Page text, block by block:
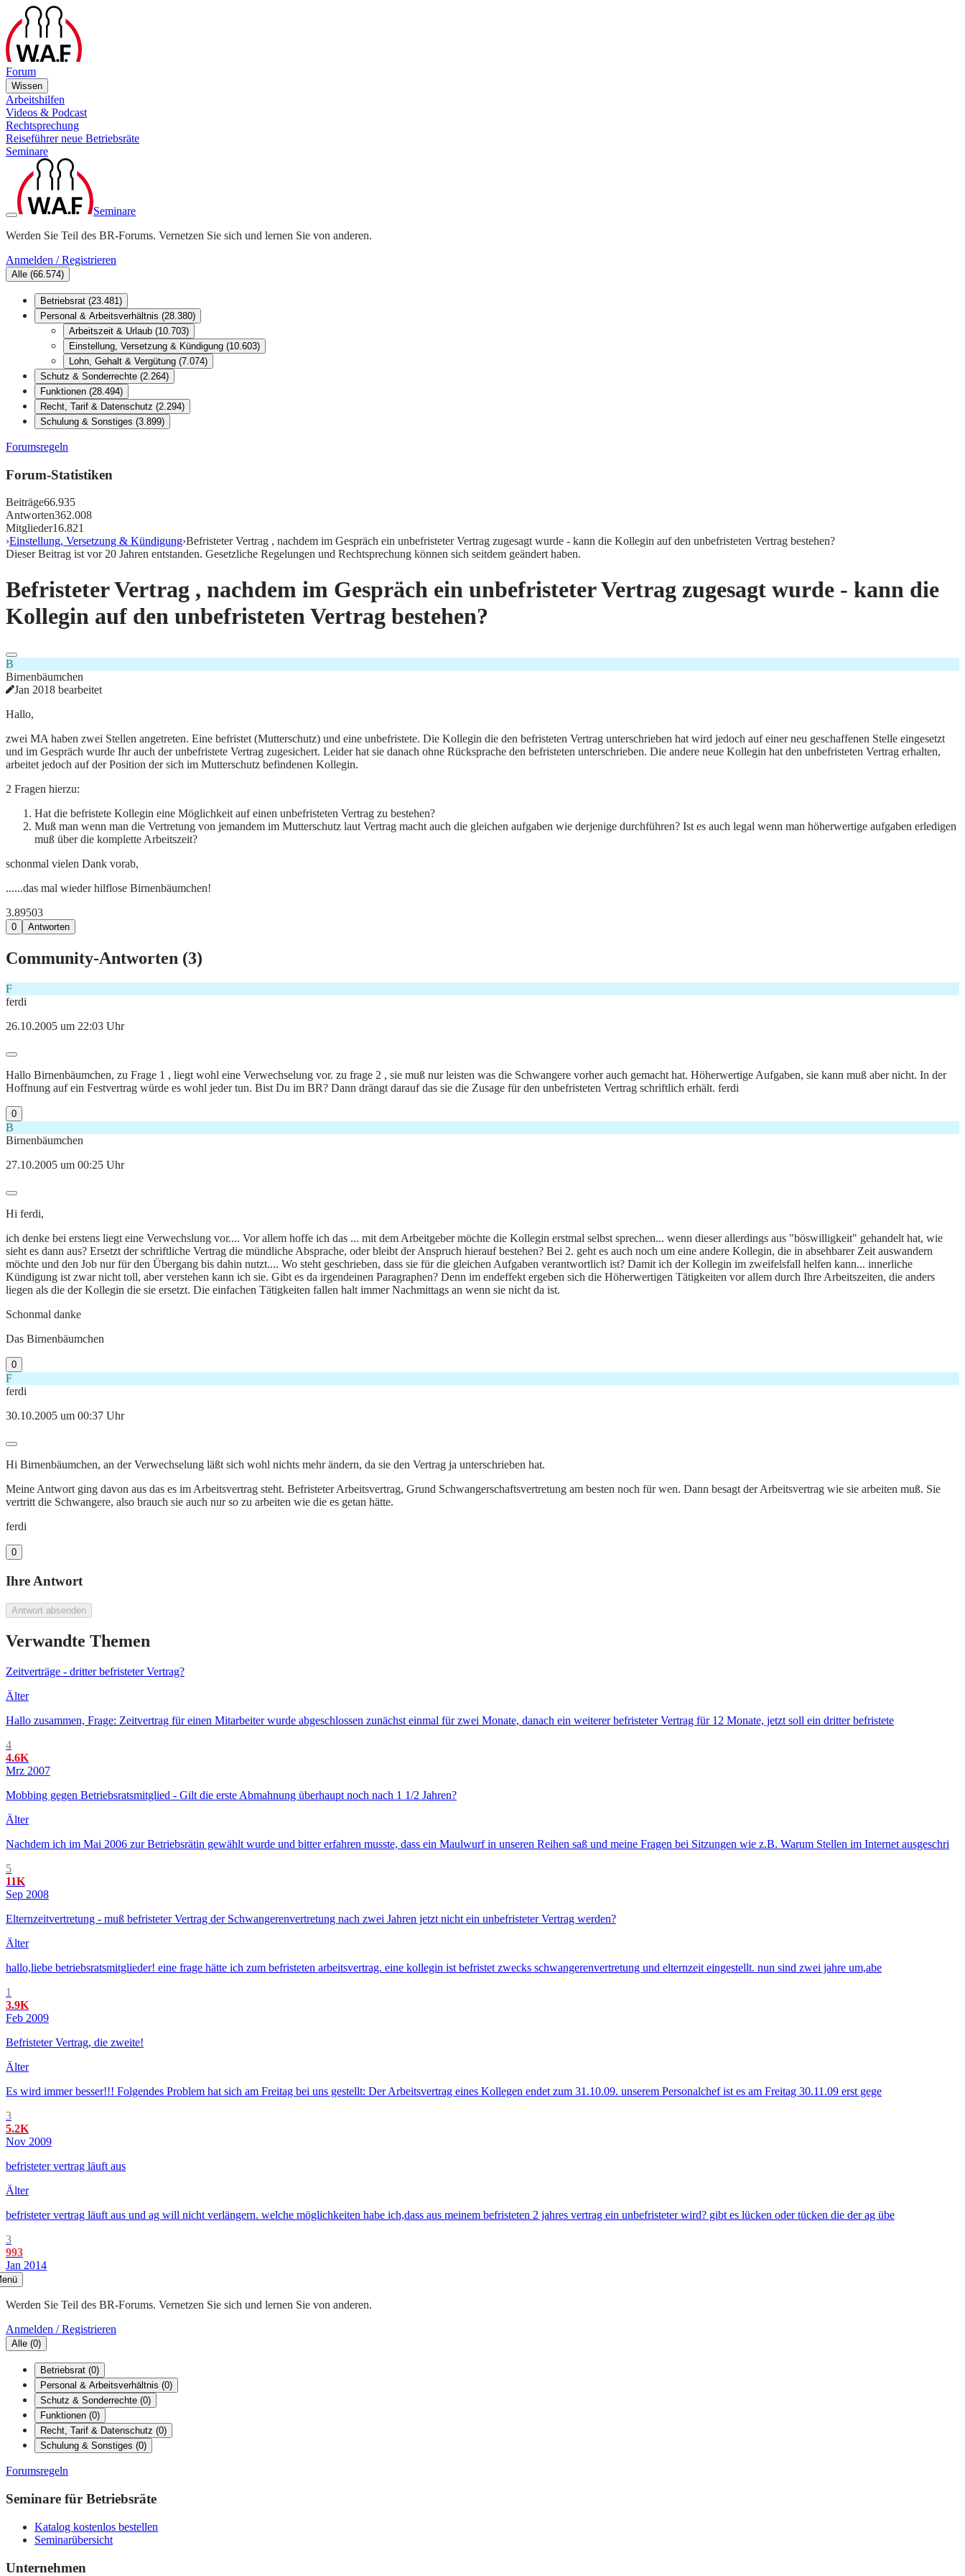
Forum
Wissen
Arbeitshilfen
Videos & Podcast
Rechtsprechung
Reiseführer neue Betriebsräte
Seminare
Seminare
Werden Sie Teil des BR-Forums. Vernetzen Sie sich und lernen Sie von anderen.
Anmelden / Registrieren
Alle (66.574)
Betriebsrat (23.481)
Personal & Arbeitsverhältnis (28.380)
Arbeitszeit & Urlaub (10.703)
Einstellung, Versetzung & Kündigung (10.603)
Lohn, Gehalt & Vergütung (7.074)
Schutz & Sonderrechte (2.264)
Funktionen (28.494)
Recht, Tarif & Datenschutz (2.294)
Schulung & Sonstiges (3.899)
Forumsregeln
Forum-Statistiken
Beiträge66.935
Antworten362.008
Mitglieder16.821
›Einstellung, Versetzung & Kündigung›Befristeter Vertrag , nachdem im Gespräch ein unbefristeter Vertrag zugesagt wurde - kann die Kollegin auf den unbefristeten Vertrag bestehen?
Dieser Beitrag ist vor20 Jahren entstanden. Gesetzliche Regelungen und Rechtsprechung können sich seitdem geändert haben.
Befristeter Vertrag , nachdem im Gespräch ein unbefristeter Vertrag zugesagt wurde - kann die
Kollegin auf den unbefristeten Vertrag bestehen?
B
Birnenbäumchen
Jan 2018 bearbeitet
Hallo,
zwei MA haben zwei Stellen angetreten. Eine befristet (Mutterschutz) und eine unbefristete. Die Kollegin die den befristeten Vertrag unterschrieben hat wird jedoch auf einer neu geschaffenen Stelle eingesetzt
und im Gespräch wurde Ihr auch der unbefristete Vertrag zugesichert. Leider hat sie danach ohne Rücksprache den befristeten unterschrieben. Die andere neue Kollegin hat den unbefristeten Vertrag erhalten,
arbeitet jedoch auf der Position der sich im Mutterschutz befindenen Kollegin.
2 Fragen hierzu:
Hat die befristete Kollegin eine Möglichkeit auf einen unbefristeten Vertrag zu bestehen?
Muß man wenn man die Vertretung von jemandem im Mutterschutz laut Vertrag macht auch die gleichen aufgaben wie derjenige durchführen? Ist es auch legal wenn man höherwertige aufgaben erledigen
muß über die komplette Arbeitszeit?
schonmal vielen Dank vorab,
......das mal wieder hilflose Birnenbäumchen!
3.89503
0 Antworten
Community-Antworten (3)
F
ferdi
26.10.2005 um 22:03 Uhr
Hallo Birnenbäumchen, zu Frage 1 , liegt wohl eine Verwechselung vor. zu frage 2 , sie muß nur leisten was die Schwangere vorher auch gemacht hat. Höherwertige Aufgaben, sie kann muß aber nicht. In der
Hoffnung auf ein Festvertrag würde es wohl jeder tun. Bist Du im BR? Dann drängt darauf das sie die Zusage für den unbefristeten Vertrag schriftlich erhält. ferdi
0
B
Birnenbäumchen
27.10.2005 um 00:25 Uhr
Hi ferdi,
ich denke bei erstens liegt eine Verwechslung vor.... Vor allem hoffe ich das ... mit dem Arbeitgeber möchte die Kollegin erstmal selbst sprechen... wenn dieser allerdings aus "böswilligkeit" gehandelt hat, wie
sieht es dann aus? Ersetzt der schriftliche Vertrag die mündliche Absprache, oder bleibt der Anspruch hierauf bestehen? Bei 2. geht es auch noch um eine andere Kollegin, die in absehbarer Zeit auswandern
möchte und den Job nur für den Übergang bis dahin nutzt.... Wo steht geschrieben, dass sie für die gleichen Aufgaben verantwortlich ist? Damit ich der Kollegin im zweifelsfall helfen kann... innerliche
Kündigung ist zwar nicht toll, aber verstehen kann ich sie. Gibt es da irgendeinen Paragraphen? Denn im endeffekt ergeben sich die Höherwertigen Tätigkeiten vor allem durch Ihre Arbeitszeiten, die anders
liegen als die der Kollegin die sie ersetzt. Die einfachen Tätigkeiten fallen halt immer Nachmittags an wenn sie nicht da ist.
Schonmal danke
Das Birnenbäumchen
0
F
ferdi
30.10.2005 um 00:37 Uhr
Hi Birnenbäumchen, an der Verwechselung läßt sich wohl nichts mehr ändern, da sie den Vertrag ja unterschrieben hat.
Meine Antwort ging davon aus das es im Arbeitsvertrag steht. Befristeter Arbeitsvertrag, Grund Schwangerschaftsvertretung am besten noch für wen. Dann besagt der Arbeitsvertrag wie sie arbeiten muß. Sie
vertritt die Schwangere, also brauch sie auch nur so zu arbeiten wie die es getan hätte.
ferdi
0
Ihre Antwort
Antwort absenden
Verwandte Themen
Zeitverträge - dritter befristeter Vertrag?
Älter
Hallo zusammen, Frage: Zeitvertrag für einen Mitarbeiter wurde abgeschlossen zunächst einmal für zwei Monate, danach ein weiterer befristeter Vertrag für 12 Monate, jetzt soll ein dritter befristete
4
4.6K
Mrz 2007
Mobbing gegen Betriebsratsmitglied - Gilt die erste Abmahnung überhaupt noch nach 1 1/2 Jahren?
Älter
Nachdem ich im Mai 2006 zur Betriebsrätin gewählt wurde und bitter erfahren musste, dass ein Maulwurf in unseren Reihen saß und meine Fragen bei Sitzungen wie z.B. Warum Stellen im Internet ausgeschri
5
11K
Sep 2008
Elternzeitvertretung - muß befristeter Vertrag der Schwangerenvertretung nach zwei Jahren jetzt nicht ein unbefristeter Vertrag werden?
Älter
hallo,liebe betriebsratsmitglieder! eine frage hätte ich zum befristeten arbeitsvertrag. eine kollegin ist befristet zwecks schwangerenvertretung und elternzeit eingestellt. nun sind zwei jahre um,abe
1
3.9K
Feb 2009
Befristeter Vertrag, die zweite!
Älter
Es wird immer besser!!! Folgendes Problem hat sich am Freitag bei uns gestellt: Der Arbeitsvertrag eines Kollegen endet zum 31.10.09. unserem Personalchef ist es am Freitag 30.11.09 erst gege
3
5.2K
Nov 2009
befristeter vertrag läuft aus
Älter
befristeter vertrag läuft aus und ag will nicht verlängern. welche möglichkeiten habe ich,dass aus meinem befristeten 2 jahres vertrag ein unbefristeter wird? gibt es lücken oder tücken die der ag übe
3
993
Jan 2014
Werden Sie Teil des BR-Forums. Vernetzen Sie sich und lernen Sie von anderen.
Anmelden / Registrieren
Alle (0)
Betriebsrat (0)
Personal & Arbeitsverhältnis (0)
Schutz & Sonderrechte (0)
Funktionen (0)
Recht, Tarif & Datenschutz (0)
Schulung & Sonstiges (0)
Forumsregeln
Seminare für Betriebsräte
Katalog kostenlos bestellen
Seminarübersicht
Unternehmen